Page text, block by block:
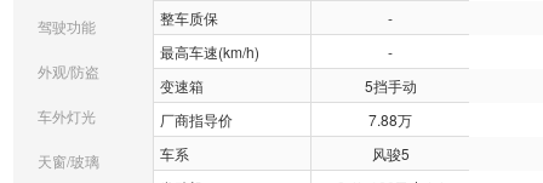
驾驶功能
外观/防盗
车外灯光
天窗/玻璃
整车质保
-
最高车速(km/h)
-
变速箱
5挡手动
厂商指导价
7.88万
车系
风骏5